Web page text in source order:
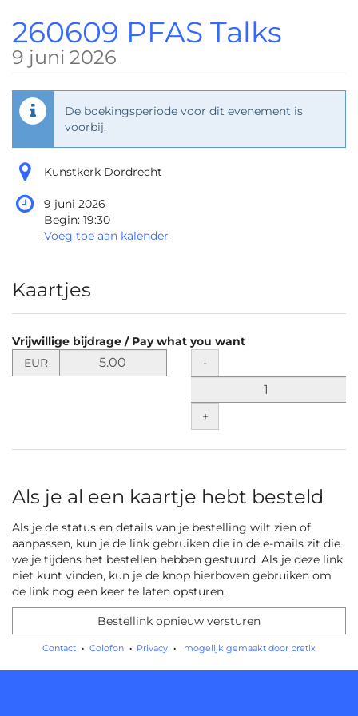
hoofdinhoud
260609 PFAS Talks
9 juni 2026
De boekingsperiode voor dit evenement is
voorbij.
Kunstkerk Dordrecht
9 juni 2026
Begin: 19:30
Voeg toe aan kalender
Producten
Kaartjes
Vrijwillige bijdrage / Pay what you want
Stel
de
voor
/
what
you
want
EUR Hoeveelheid
-
+
Als je al een kaartje hebt besteld
Als je de status en details van je bestelling wilt zien of
aanpassen, kun je de link gebruiken die in de e-mails zit die
we je tijdens het bestellen hebben gestuurd. Als je deze link
niet kunt vinden, kun je de knop hierboven gebruiken om
de link nog een keer te laten opsturen.
Bestellink opnieuw versturen
Contact Colofon Privacy mogelijk gemaakt door pretix